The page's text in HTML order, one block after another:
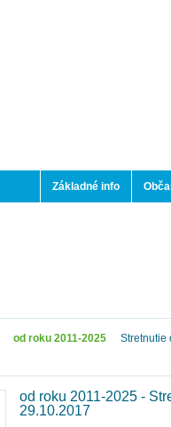
Základné info
od roku 2011-2025
Stretnutie
od roku 2011-2025 -
29.10.2017